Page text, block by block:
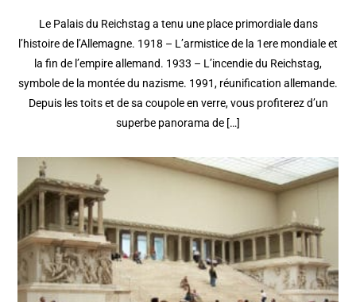
Le Palais du Reichstag a tenu une place primordiale dans
l’histoire de l’Allemagne. 1918 – L’armistice de la 1ere mondiale et
la fin de l’empire allemand. 1933 – L’incendie du Reichstag,
symbole de la montée du nazisme. 1991, réunification allemande.
Depuis les toits et de sa coupole en verre, vous profiterez d’un
superbe panorama de […]